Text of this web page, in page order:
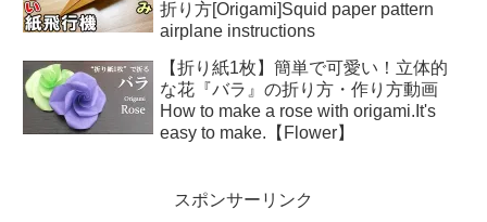
折り方[Origami]Squid paper pattern
airplane instructions
【折り紙1枚】簡単で可愛い！立体的
な花『バラ』の折り方・作り方動画
How to make a rose with origami.It's
easy to make.【Flower】
スポンサーリンク